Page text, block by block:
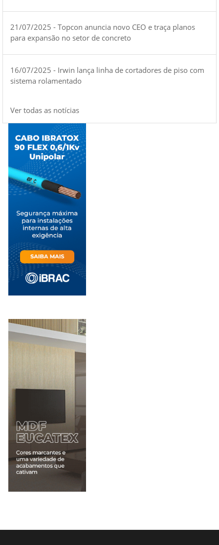
21/07/2025 - Topcon anuncia novo CEO e traça planos
para expansão no setor de concreto
16/07/2025 - Irwin lança linha de cortadores de piso com
sistema rolamentado
Ver todas as notícias